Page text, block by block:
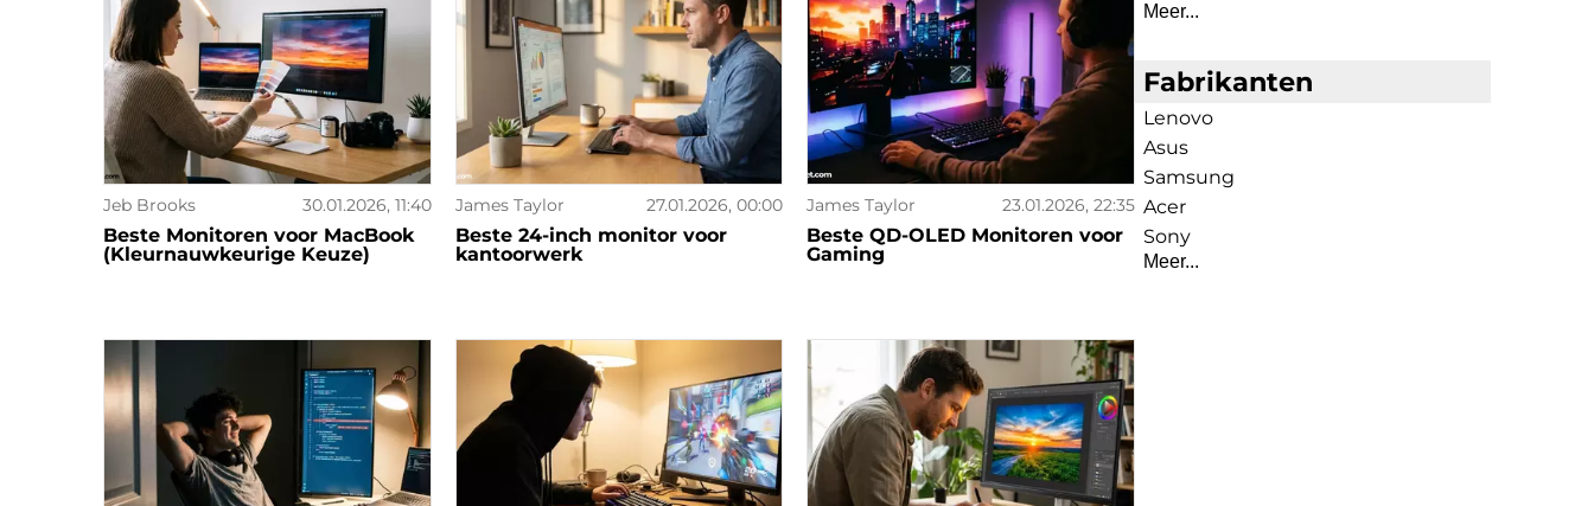
Jeb Brooks 30.01.2026, 11:40
Beste Monitoren voor MacBook
(Kleurnauwkeurige Keuze)
James Taylor 27.01.2026, 00:00
Beste 24-inch monitor voor
kantoorwerk
James Taylor 23.01.2026, 22:35
Beste QD-OLED Monitoren voor
Gaming
Meer...
Fabrikanten
Lenovo
Asus
Samsung
Acer
Sony
Meer...